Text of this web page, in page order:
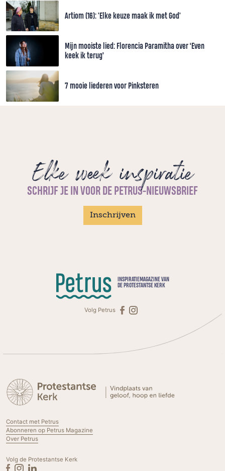
Artiom (16): 'Elke keuze maak ik met God'
Mijn mooiste lied: Florencia Paramitha over ‘Even
keek ik terug’
7 mooie liederen voor Pinksteren
Elke week inspiratie
SCHRIJF JE IN VOOR DE PETRUS-NIEUWSBRIEF
Inschrijven
INSPIRATIEMAGAZINE VAN
DE PROTESTANTSE KERK
Volg Petrus
Contact met Petrus
Abonneren op Petrus Magazine
Over Petrus
Volg de Protestantse Kerk